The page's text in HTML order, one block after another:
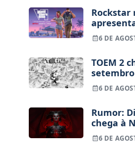
Rockstar
alargada
VI para
6 DE
TOEM 2
PS5,
6 DE
Rumor:
chega à
Switch 2
6 DE